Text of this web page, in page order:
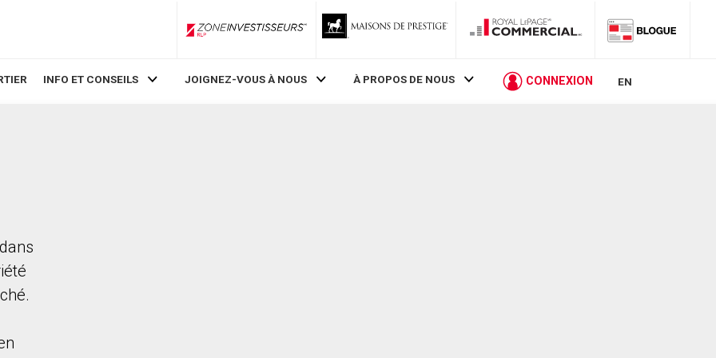
ZoneInvestisseurs RLP
INFO ET CONSEILS JOIGNEZ-VOUS À NOUS À PROPOS DE NOUS CONNEXION EN